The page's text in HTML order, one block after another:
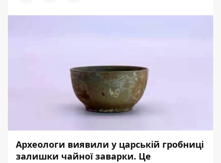
Археологи виявили у царській гробниці
залишки чайної заварки. Це